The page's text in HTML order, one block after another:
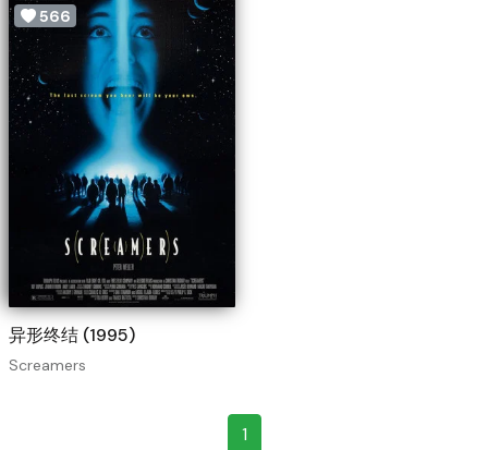
566
异形终结 (1995)
Screamers
1